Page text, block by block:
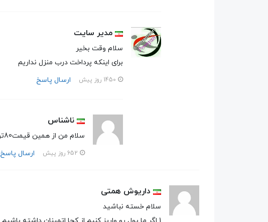
مدیر سایت
سلام وقت بخیر
برای اینکه پرداخت درب منزل نداریم
ارسال پاسخ
ناشناس
سلام من از همین قیمت80تومنی میخام با باند بوکس. میشه کمک کنید سفارش بزنم
ارسال پاسخ
داریوش همتی
سلام خسته نباشید